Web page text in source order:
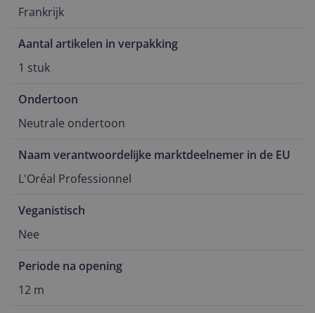
Frankrijk
Aantal artikelen in verpakking
1 stuk
Ondertoon
Neutrale ondertoon
Naam verantwoordelijke marktdeelnemer in de EU
L'Oréal Professionnel
Veganistisch
Nee
Periode na opening
12 m